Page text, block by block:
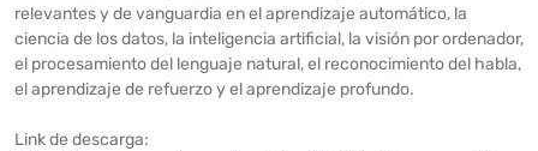
relevantes y de vanguardia en el aprendizaje automático, la
ciencia de los datos, la inteligencia artificial, la visión por ordenador,
el procesamiento del lenguaje natural, el reconocimiento del habla,
el aprendizaje de refuerzo y el aprendizaje profundo.
Link de descarga: